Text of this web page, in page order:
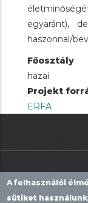
egyaránt),
haszonnal/
Főosztály
hazai
Projekt
ERFA
A felhasználói
sütiket használunk